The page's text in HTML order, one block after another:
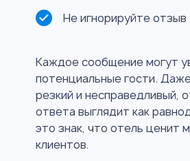
Не игнорируйте отзыв
Каждое сообщение могут
потенциальные гости.
резкий и несправедливый,
ответа выглядит как
это знак, что отель ценит
клиентов.